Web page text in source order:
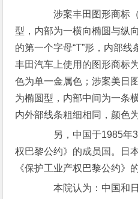
涉案丰田图形商标（
型，内部为一横向椭圆与纵
的第一个字母“T”形，内部
丰田汽车上使用的图形商标
色为单一金属色；涉案美日
为椭圆型，内部中间为一条
内外部线条粗细相同，颜色
另，中国于1985年3
权巴黎公约》的成员国。日
《保护工业产权巴黎公约》
本院认为：中国和日